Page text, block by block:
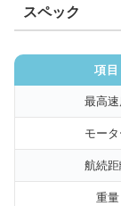
スペック
項目
最高速
モータ
航続距
重量